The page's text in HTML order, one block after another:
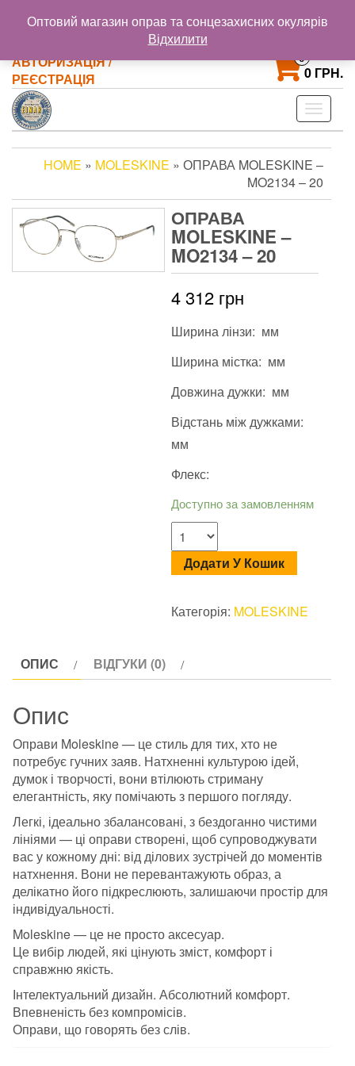
@gmail.com
+38 093 121 72 02
+38 063 853 58 33
АВТОРИЗАЦІЯ /
РЕЄСТРАЦІЯ
0
0 ГРН.
Toggle
HOME » MOLESKINE » ОПРАВА MOLESKINE –
MO2134 – 20
ОПРАВА
MOLESKINE –
MO2134 – 20
4 312 грн
Ширина лінзи: мм
Ширина містка: мм
Довжина дужки: мм
Відстань між дужками:
мм
Флекс:
Доступно за замовленням
Додати У Кошик
Категорія: MOLESKINE
ОПИС ВІДГУКИ (0)
Опис
Оправи Moleskine — це стиль для тих, хто не
потребує гучних заяв. Натхненні культурою ідей,
думок і творчості, вони втілюють стриману
елегантність, яку помічають з першого погляду.
Легкі, ідеально збалансовані, з бездоганно чистими
лініями — ці оправи створені, щоб супроводжувати
вас у кожному дні: від ділових зустрічей до моментів
натхнення. Вони не перевантажують образ, а
делікатно його підкреслюють, залишаючи простір для
індивідуальності.
Moleskine — це не просто аксесуар.
Це вибір людей, які цінують зміст, комфорт і
справжню якість.
Інтелектуальний дизайн. Абсолютний комфорт.
Впевненість без компромісів.
Оправи, що говорять без слів.
Оптовий магазин оправ та сонцезахисних окулярів
Відхилити